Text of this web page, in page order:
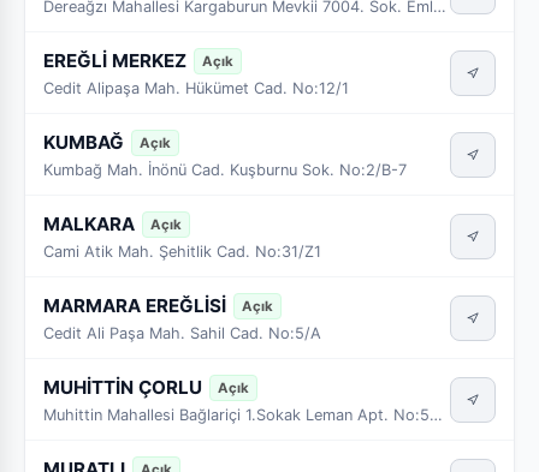
Dereağzı Mahallesi Kargaburun Mevkii 7004. Sok. Emlak Konut Ticaret Merkezi A Blok 3 VE 4 No’lu Dükkanlar
EREĞLİ MERKEZ Açık
Cedit Alipaşa Mah. Hükümet Cad. No:12/1
KUMBAĞ Açık
Kumbağ Mah. İnönü Cad. Kuşburnu Sok. No:2/B-7
MALKARA Açık
Cami Atik Mah. Şehitlik Cad. No:31/Z1
MARMARA EREĞLİSİ Açık
Cedit Ali Paşa Mah. Sahil Cad. No:5/A
MUHİTTİN ÇORLU Açık
Muhittin Mahallesi Bağlariçi 1.Sokak Leman Apt. No:54/1